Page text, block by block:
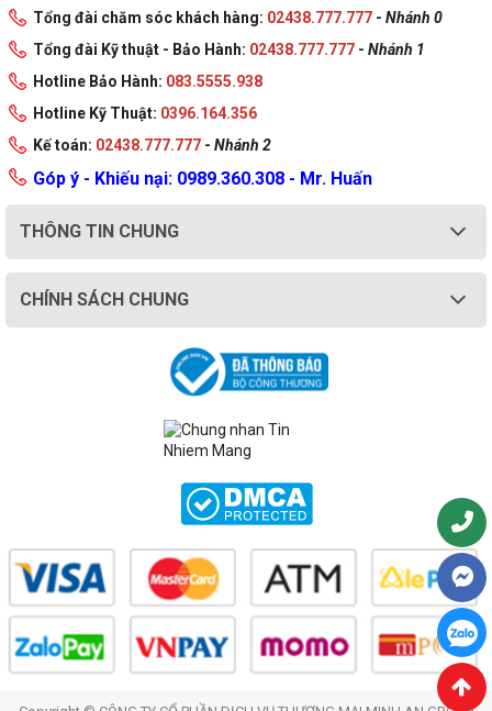
Tổng đài chăm sóc khách hàng: 02438.777.777 - Nhánh 0
Tổng đài Kỹ thuật - Bảo Hành: 02438.777.777 - Nhánh 1
Hotline Bảo Hành: 083.5555.938
Hotline Kỹ Thuật: 0396.164.356
Kế toán: 02438.777.777 - Nhánh 2
Góp ý - Khiếu nại: 0989.360.308 - Mr. Huấn
THÔNG TIN CHUNG
CHÍNH SÁCH CHUNG